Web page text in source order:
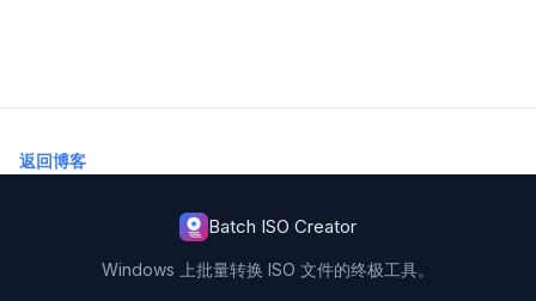
返回博客
Batch ISO Creator
Windows 上批量转换 ISO 文件的终极工具。